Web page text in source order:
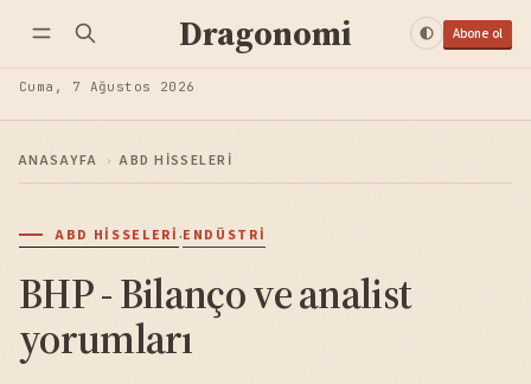
Dragonomi Abone ol
Cuma, 7 Ağustos 2026
ANASAYFA › ABD HISSELERI
ABD HISSELERI ·ENDÜSTRI
BHP - Bilanço ve analist
yorumları